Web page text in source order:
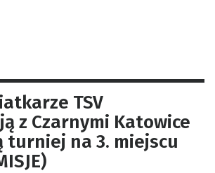
TSV
z Czarnymi Katowice
turniej na 3. miejscu